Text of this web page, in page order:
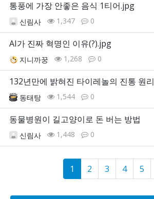
통풍에 가장 안좋은 음식 1티어.jpg
신림사 1,347 0
AI가 진짜 혁명인 이유(?).jpg
지니까꿍 1,268 0
132년만에 밝혀진 타이레놀의 진통 원리
동태탕 1,544 0
동물병원이 길고양이로 돈 버는 방법
신림사 1,448 0
1 2 3 4 5